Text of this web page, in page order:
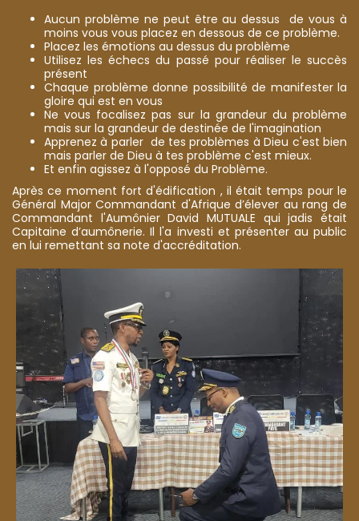
Aucun problème ne peut être au dessus de vous à
moins vous vous placez en dessous de ce problème.
Placez les émotions au dessus du problème
Utilisez les échecs du passé pour réaliser le succès
présent
Chaque problème donne possibilité de manifester la
gloire qui est en vous
Ne vous focalisez pas sur la grandeur du problème
mais sur la grandeur de destinée de l'imagination
Apprenez à parler de tes problèmes à Dieu c'est bien
mais parler de Dieu à tes problème c'est mieux.
Et enfin agissez à l'opposé du Problème.
Après ce moment fort d'édification , il était temps pour le
Général Major Commandant d'Afrique d’élever au rang de
Commandant l'Aumônier David MUTUALE qui jadis était
Capitaine d’aumônerie. Il l'a investi et présenter au public
en lui remettant sa note d'accréditation.